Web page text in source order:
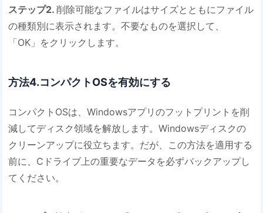
ステップ2.削除可能なファイルはサイズとともにファイル
の種類別に表示されます。不要なものを選択して、
「OK」をクリックします。
方法4.コンパクトOSを有効にする
コンパクトOSは、Windowsアプリのフットプリントを削
減してディスク領域を解放します。Windowsディスクの
クリーンアップに役立ちます。だが、この方法を適用する
前に、Cドライブ上の重要なデータを必ずバックアップし
てください。